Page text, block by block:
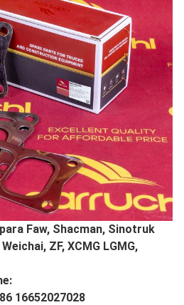
Faw, Shacman, Sinotruk
ZF, XCMG LGMG,
16652027028